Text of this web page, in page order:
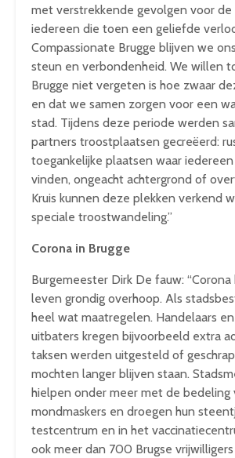
met verstrekkende gevolgen voor
iedereen die toen een geliefde
Compassionate Brugge blijven we
steun en verbondenheid. We willen
Brugge niet vergeten is hoe zwaar
en dat we samen zorgen voor een
stad. Tijdens deze periode werden
partners troostplaatsen gecreëerd:
toegankelijke plaatsen waar
vinden, ongeacht achtergrond of
Kruis kunnen deze plekken verkend
speciale troostwandeling.”
Corona in Brugge
Burgemeester Dirk De fauw: “Corona
leven grondig overhoop. Als
heel wat maatregelen. Handelaars
uitbaters kregen bijvoorbeeld extra
taksen werden uitgesteld of
mochten langer blijven staan.
hielpen onder meer met de bedeling
mondmaskers en droegen hun
testcentrum en in het
ook meer dan 700 Brugse